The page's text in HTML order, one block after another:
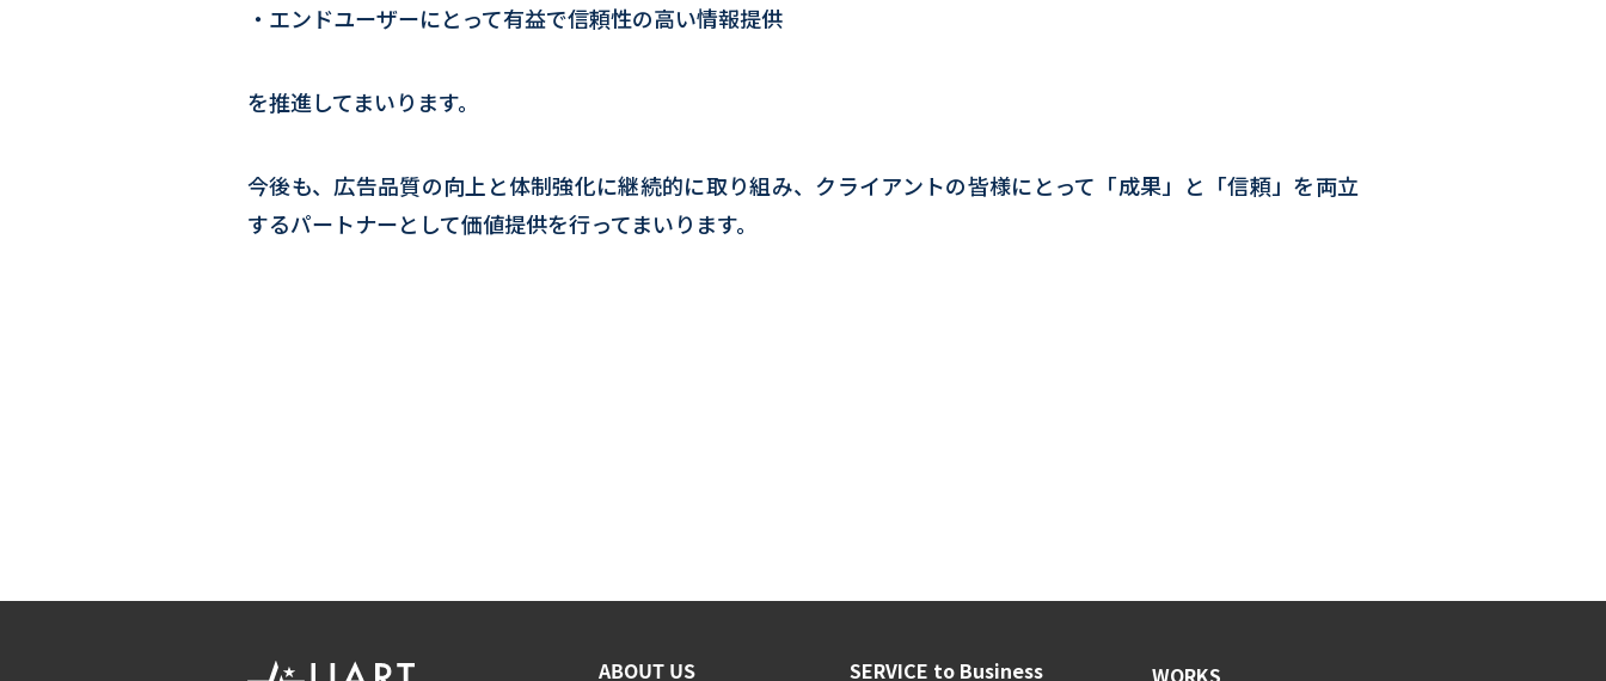
・エンドユーザーにとって有益で信頼性の高い情報提供
を推進してまいります。
今後も、広告品質の向上と体制強化に継続的に取り組み、クライアントの皆様にとって「成果」と「信頼」を両立
するパートナーとして価値提供を行ってまいります。
ABOUT US SERVICE to Business WORKS